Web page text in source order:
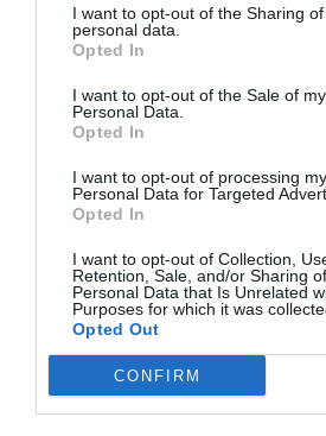
I want to opt-out of the Sharing
personal data.
Opted In
I want to opt-out of the Sale of my
Personal Data.
Opted In
I want to opt-out of processing my
Personal Data for Targeted
Opted In
I want to opt-out of Collection,
Retention, Sale, and/or Sharing
Personal Data that Is Unrelated
Purposes for which it was
Opted Out
CONFIRM
Pasta Alfredo med kyckling
En klassisk pasta med
RECEPT